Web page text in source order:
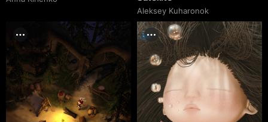
Aleksey Kuharonok